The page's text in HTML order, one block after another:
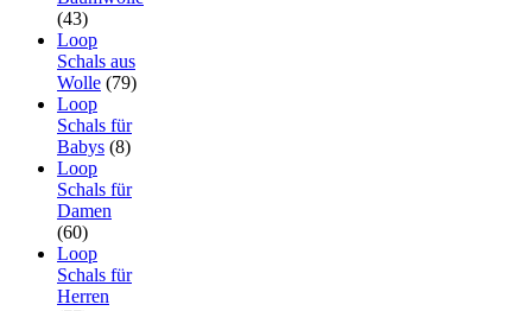
(43)
Loop
Schals aus
Wolle (79)
Loop
Schals für
Babys (8)
Loop
Schals für
Damen
(60)
Loop
Schals für
Herren